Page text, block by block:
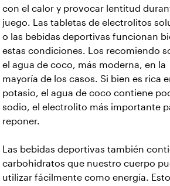
con el calor y provocar lentitud
juego. Las tabletas de electrolitos
o las bebidas deportivas funcionan
estas condiciones. Los recomiendo
el agua de coco, más moderna, en la
mayoría de los casos. Si bien es rica
potasio, el agua de coco contiene
sodio, el electrolito más importante
reponer.
Las bebidas deportivas también
carbohidratos que nuestro cuerpo
utilizar fácilmente como energía.